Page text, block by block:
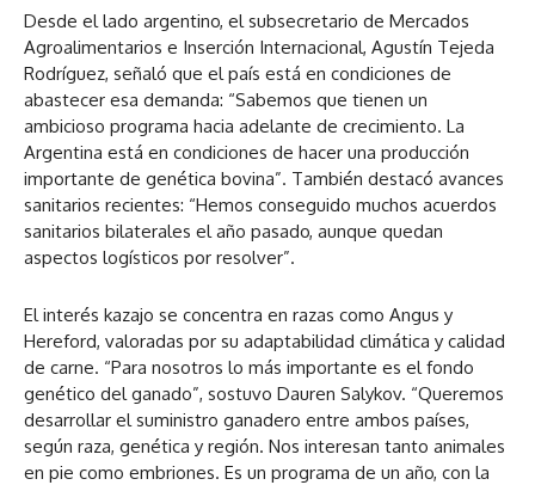
Desde el lado argentino, el subsecretario de Mercados
Agroalimentarios e Inserción Internacional, Agustín Tejeda
Rodríguez, señaló que el país está en condiciones de
abastecer esa demanda: “Sabemos que tienen un
ambicioso programa hacia adelante de crecimiento. La
Argentina está en condiciones de hacer una producción
importante de genética bovina”. También destacó avances
sanitarios recientes: “Hemos conseguido muchos acuerdos
sanitarios bilaterales el año pasado, aunque quedan
aspectos logísticos por resolver”.
El interés kazajo se concentra en razas como Angus y
Hereford, valoradas por su adaptabilidad climática y calidad
de carne. “Para nosotros lo más importante es el fondo
genético del ganado”, sostuvo Dauren Salykov. “Queremos
desarrollar el suministro ganadero entre ambos países,
según raza, genética y región. Nos interesan tanto animales
en pie como embriones. Es un programa de un año, con la